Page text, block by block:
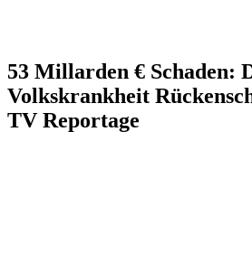
53 Millarden € Schaden:
Volkskrankheit
TV Reportage